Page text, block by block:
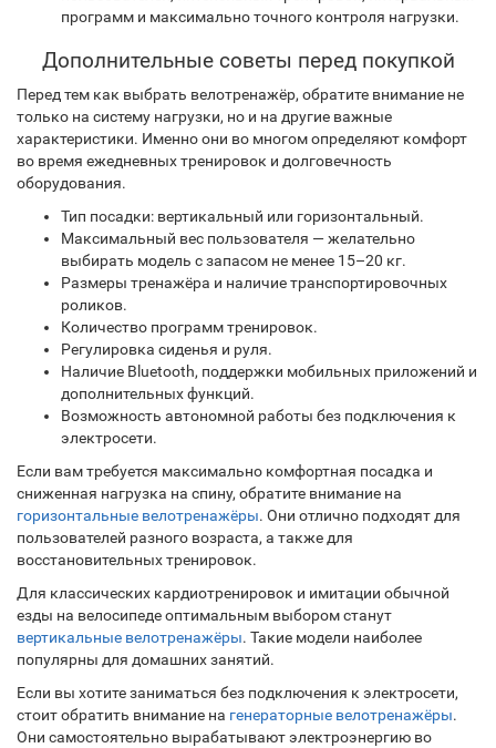
программ и максимально точного контроля нагрузки.
Дополнительные советы перед покупкой
Перед тем как выбрать велотренажёр, обратите внимание не
только на систему нагрузки, но и на другие важные
характеристики. Именно они во многом определяют комфорт
во время ежедневных тренировок и долговечность
оборудования.
Тип посадки: вертикальный или горизонтальный.
Максимальный вес пользователя — желательно
выбирать модель с запасом не менее 15–20 кг.
Размеры тренажёра и наличие транспортировочных
роликов.
Количество программ тренировок.
Регулировка сиденья и руля.
Наличие Bluetooth, поддержки мобильных приложений и
дополнительных функций.
Возможность автономной работы без подключения к
электросети.
Если вам требуется максимально комфортная посадка и
сниженная нагрузка на спину, обратите внимание на
горизонтальные велотренажёры. Они отлично подходят для
пользователей разного возраста, а также для
восстановительных тренировок.
Для классических кардиотренировок и имитации обычной
езды на велосипеде оптимальным выбором станут
вертикальные велотренажёры. Такие модели наиболее
популярны для домашних занятий.
Если вы хотите заниматься без подключения к электросети,
стоит обратить внимание на генераторные велотренажёры.
Они самостоятельно вырабатывают электроэнергию во